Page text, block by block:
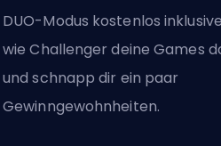
DUO-Modus kostenlos
wie Challenger deine Games
und schnapp dir ein paar
Gewinngewohnheiten.